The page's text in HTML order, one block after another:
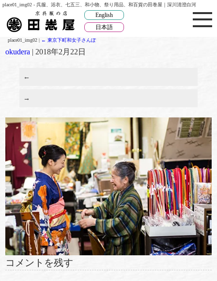
place01_img02 - 呉服、浴衣、七五三、和小物、祭り用品、和百貨の田巻屋｜深川清澄白河
English
日本語
place01_img02| ←東京下町和女子さんぽ
okudera | 2018年2月22日
←
→
コメントを残す